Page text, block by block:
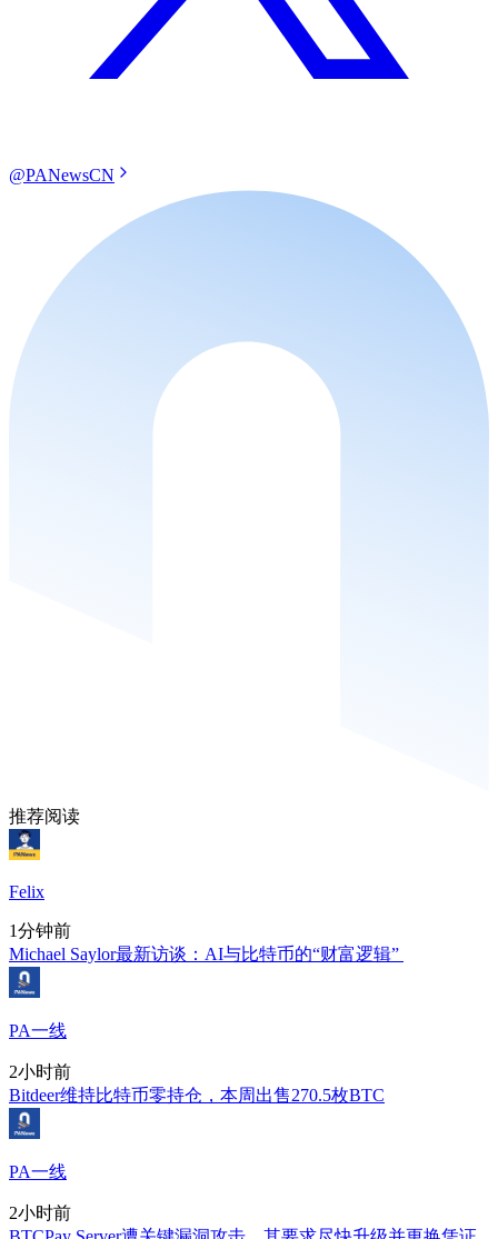
@PANewsCN
推荐阅读
Felix
1分钟前
Michael Saylor最新访谈：AI与比特币的“财富逻辑”
PA一线
2小时前
Bitdeer维持比特币零持仓，本周出售270.5枚BTC
PA一线
2小时前